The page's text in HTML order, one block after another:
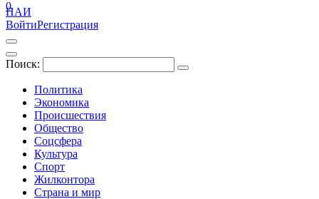
ПАИ
ВойтиРегистрация
Поиск:
Политика
Экономика
Происшествия
Общество
Соцсфера
Культура
Спорт
Жилконтора
Страна и мир
0